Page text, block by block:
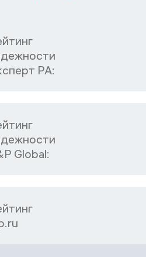
РА:
Global: